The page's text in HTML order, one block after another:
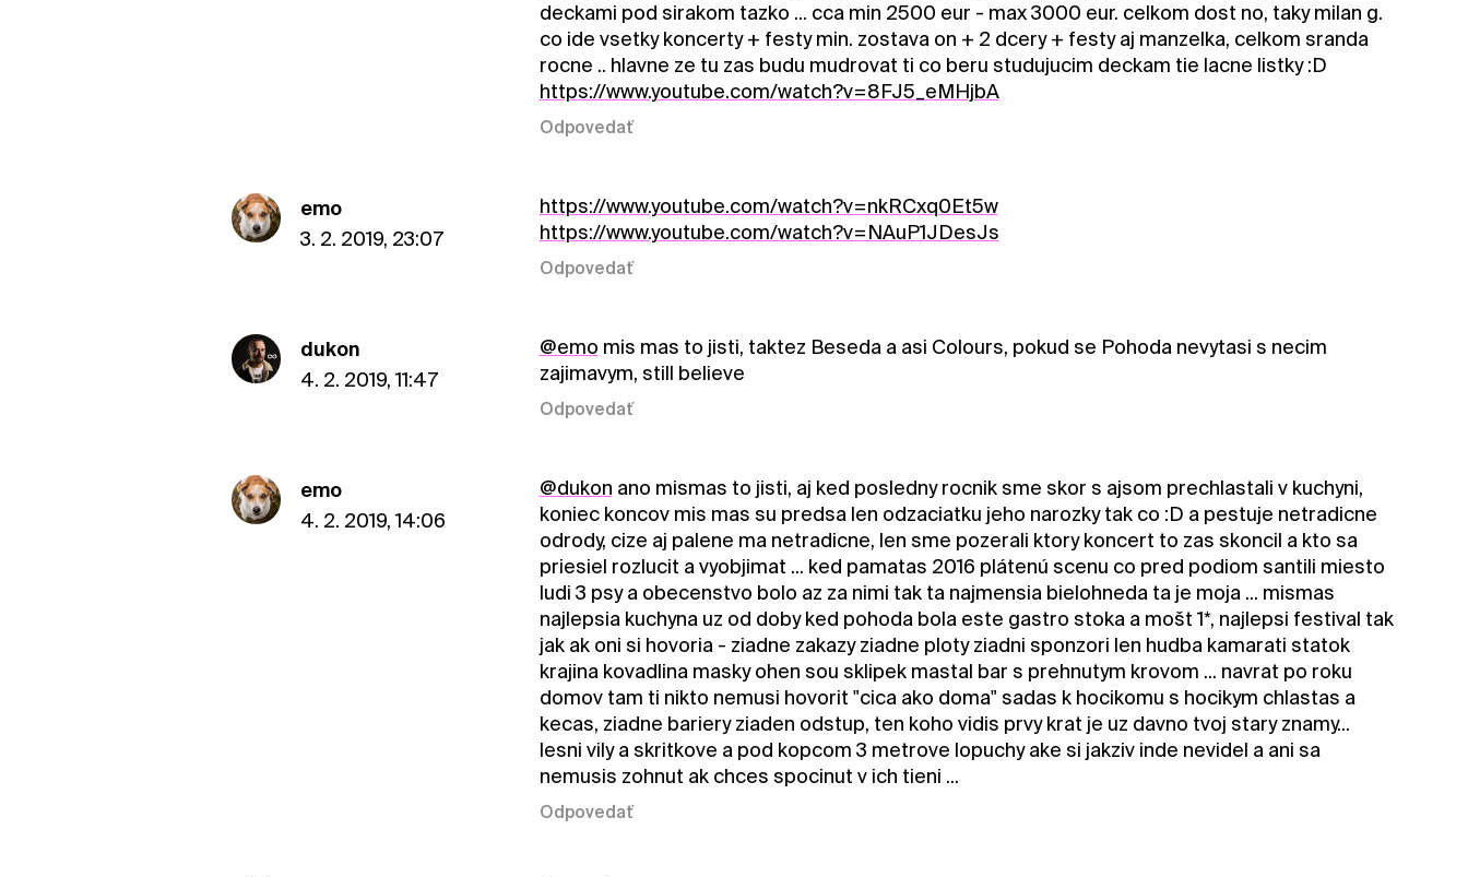
deckami pod sirakom tazko ... cca min 2500 eur - max 3000 eur. celkom dost no, taky milan g.
co ide vsetky koncerty + festy min. zostava on + 2 dcery + festy aj manzelka, celkom sranda
rocne .. hlavne ze tu zas budu mudrovat ti co beru studujucim deckam tie lacne listky :D
https://www.youtube.com/watch?v=8FJ5_eMHjbA
Odpovedať
emo
3. 2. 2019, 23:07
https://www.youtube.com/watch?v=nkRCxq0Et5w
https://www.youtube.com/watch?v=NAuP1JDesJs
Odpovedať
dukon
4. 2. 2019, 11:47
@emo mis mas to jisti, taktez Beseda a asi Colours, pokud se Pohoda nevytasi s necim
zajimavym, still believe
Odpovedať
emo
4. 2. 2019, 14:06
@dukon ano mismas to jisti, aj ked posledny rocnik sme skor s ajsom prechlastali v kuchyni,
koniec koncov mis mas su predsa len odzaciatku jeho narozky tak co :D a pestuje netradicne
odrody, cize aj palene ma netradicne, len sme pozerali ktory koncert to zas skoncil a kto sa
priesiel rozlucit a vyobjimat ... ked pamatas 2016 plátenú scenu co pred podiom santili miesto
ludi 3 psy a obecenstvo bolo az za nimi tak ta najmensia bielohneda ta je moja ... mismas
najlepsia kuchyna uz od doby ked pohoda bola este gastro stoka a mošt 1*, najlepsi festival tak
jak ak oni si hovoria - ziadne zakazy ziadne ploty ziadni sponzori len hudba kamarati statok
krajina kovadlina masky ohen sou sklipek mastal bar s prehnutym krovom ... navrat po roku
domov tam ti nikto nemusi hovorit "cica ako doma" sadas k hocikomu s hocikym chlastas a
kecas, ziadne bariery ziaden odstup, ten koho vidis prvy krat je uz davno tvoj stary znamy...
lesni vily a skritkove a pod kopcom 3 metrove lopuchy ake si jakziv inde nevidel a ani sa
nemusis zohnut ak chces spocinut v ich tieni ...
Odpovedať